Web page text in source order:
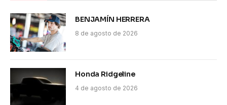
BENJAMÍN HERRERA
8 de agosto de 2026
Honda Ridgeline
4 de agosto de 2026